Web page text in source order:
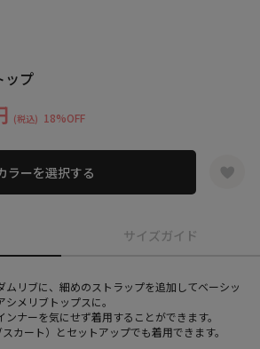
ップ
(税込) 18%OFF
ラーを選択する
サイズガイド
ムリブに、細めのストラップを追加してベーシッ
メリブトップスに。
ナーを気にせず着用することができます。
カート）とセットアップでも着用できます。